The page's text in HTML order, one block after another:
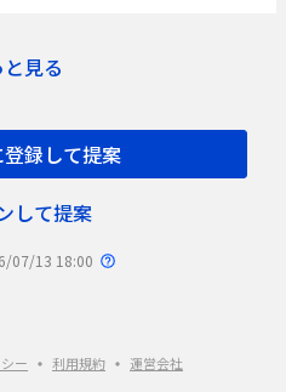
見る
録して提案
して提案
07/13 18:00
ー 利用規約
運営会社